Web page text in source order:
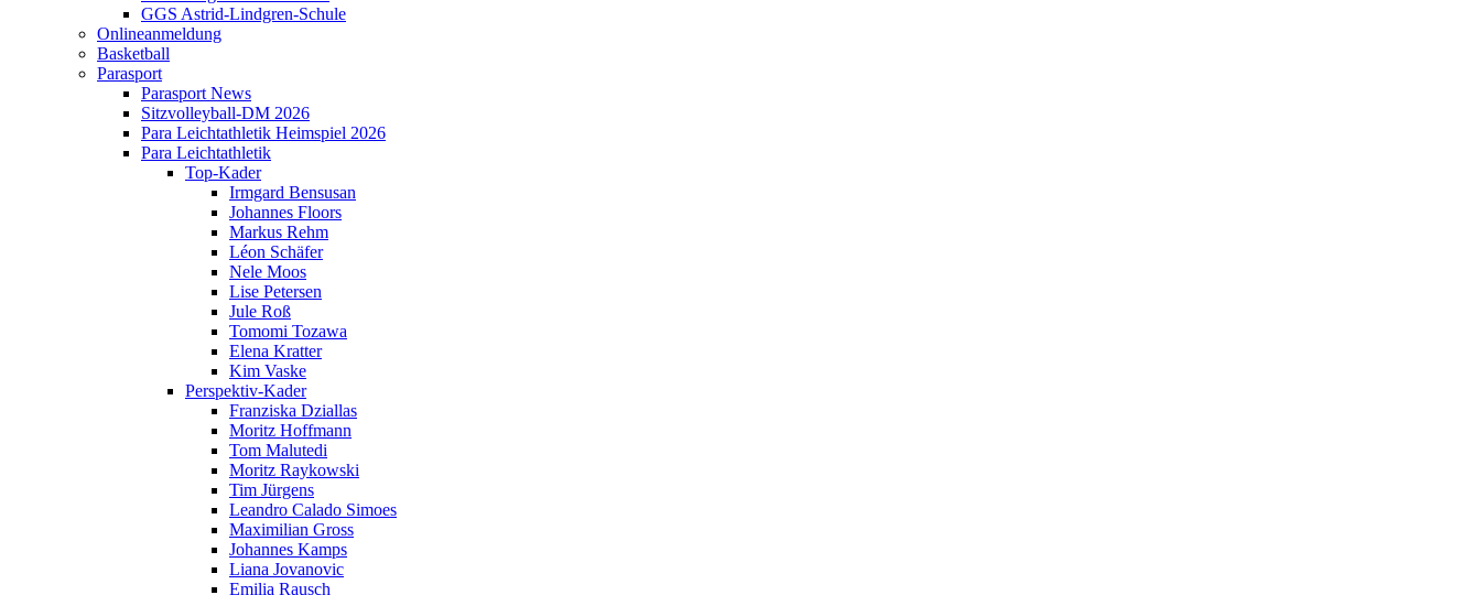
GGS Astrid-Lindgren-Schule
Onlineanmeldung
Basketball
Parasport
Parasport News
Sitzvolleyball-DM 2026
Para Leichtathletik Heimspiel 2026
Para Leichtathletik
Top-Kader
Irmgard Bensusan
Johannes Floors
Markus Rehm
Léon Schäfer
Nele Moos
Lise Petersen
Jule Roß
Tomomi Tozawa
Elena Kratter
Kim Vaske
Perspektiv-Kader
Franziska Dziallas
Moritz Hoffmann
Tom Malutedi
Moritz Raykowski
Tim Jürgens
Leandro Calado Simoes
Maximilian Gross
Johannes Kamps
Liana Jovanovic
Emilia Rausch